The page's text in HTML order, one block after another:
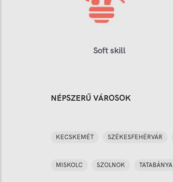
Soft skill
NÉPSZERŰ VÁROSOK
KECSKEMÉT SZÉKESFEHÉRVÁR
MISKOLC SZOLNOK TATABÁNYA